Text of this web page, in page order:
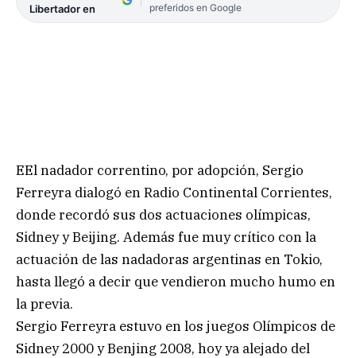
Libertador en
preferidos en Google
EEl nadador correntino, por adopción, Sergio
Ferreyra dialogó en Radio Continental Corrientes,
donde recordó sus dos actuaciones olímpicas,
Sidney y Beijing. Además fue muy crítico con la
actuación de las nadadoras argentinas en Tokio,
hasta llegó a decir que vendieron mucho humo en
la previa.
Sergio Ferreyra estuvo en los juegos Olímpicos de
Sidney 2000 y Benjing 2008, hoy ya alejado del